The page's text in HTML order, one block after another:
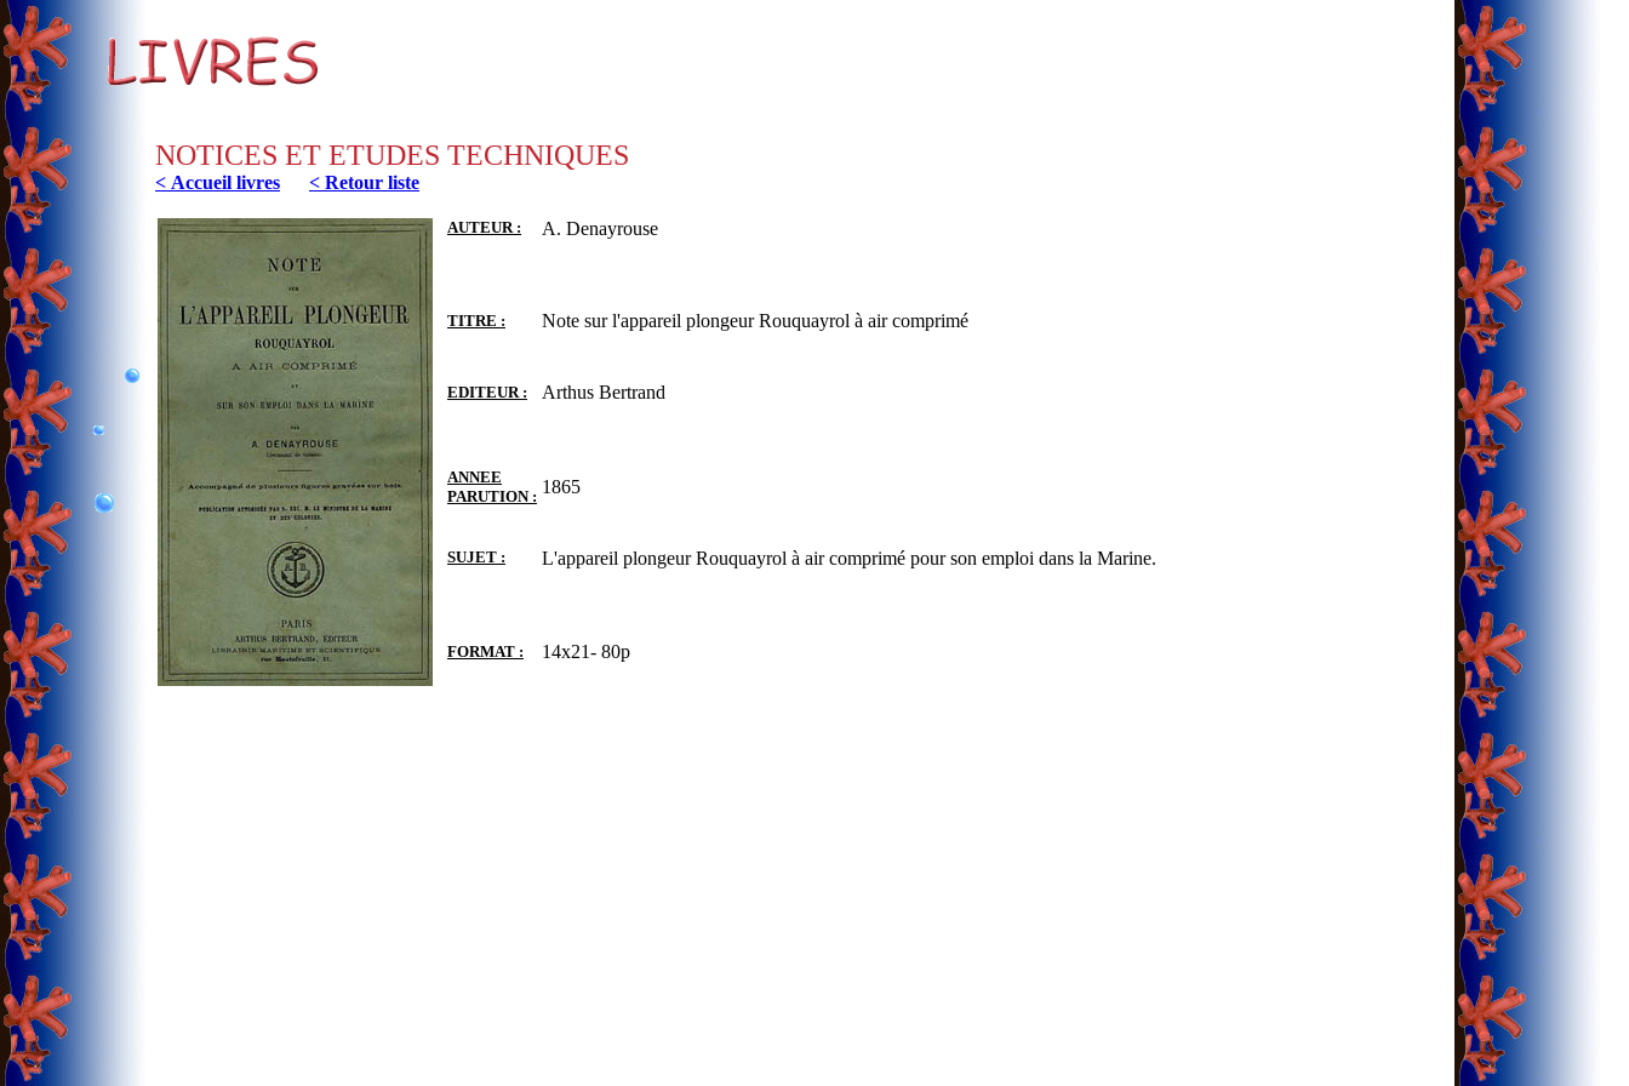
NOTICES ET ETUDES TECHNIQUES
< Accueil livres < Retour liste
AUTEUR : A. Denayrouse
TITRE : Note sur l'appareil plongeur Rouquayrol à air comprimé
EDITEUR : Arthus Bertrand
ANNEE
PARUTION : 1865
SUJET : L'appareil plongeur Rouquayrol à air comprimé pour son emploi dans la Marine.
FORMAT : 14x21- 80p